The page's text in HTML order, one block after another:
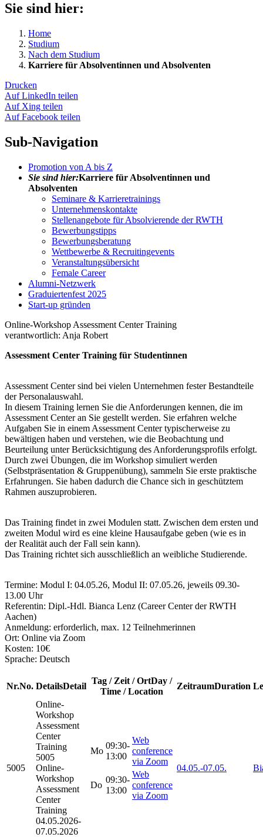
Sie sind hier:
Home
Studium
Nach dem Studium
Karriere für Absolventinnen und Absolventen
Drucken
Auf LinkedIn teilen
Auf Xing teilen
Auf Facebook teilen
Sub-Navigation
Promotion von A bis Z
Sie sind hier:Karriere für Absolventinnen und
Absolventen
Seminare & Karrieretrainings
Unternehmenskontakte
Stellenangebote für Absolvierende der RWTH
Bewerbungstipps
Bewerbungsberatung
Wettbewerbe & Recruitingevents
Veranstaltungsübersicht
Female Career
Alumni-Netzwerk
Graduiertenfest 2025
Start-up gründen
Online-Workshop Assessment Center Training
verantwortlich: Anja Robert
Assessment Center Training für Studentinnen
Assessment Center sind bei vielen Unternehmen fester Bestandteile
der Personalauswahl.
In diesem Training lernen Sie die Anforderungen kennen, die im
Assessment Center an Sie gestellt werden. Sie erfahren welche
Aufgaben Sie in einem Assessment Center typischerweise zu
bewältigen haben und verstehen, wie die Beobachtung und
Beurteilung unter Berücksichtigung des Anforderungsprofils erfolgt.
Durch zwei Übungen, die im Workshop simuliert werden
(Selbstpräsentation & Gruppenübung), sammeln Sie erste praktische
Erfahrungen. Sie haben dadurch die Chance sich in geschütztem
Rahmen auszuprobieren.
Das Training findet in zwei Modulen statt. Zwischen dem ersten und
zweiten Modul wird es eine kleine Hausaufgabe geben (wie es in
der Realität auch der Fall sein kann).
Das Training richtet sich ausschließlich an weibliche Studierende.
Termine: Modul I: 04.05.26, Modul II: 07.05.26, jeweils 09.30-
13.00 Uhr
Referentin: Dipl.-Hdl. Bianca Lenz (Career Center der RWTH
Aachen)
Anmeldung: erforderlich, max. 12 Teilnehmerinnen
Ort: Online via Zoom
Kosten: 10€
Sprache: Deutsch
Nr.No. DetailsDetail
Tag / Zeit / OrtDay /
Time / Location
ZeitraumDuration
5005
Online-
Workshop
Assessment
Center
Training
5005
Online-
Workshop
Assessment
Center
Training
04.05.2026-
07.05.2026
Mo
09:30-
13:00
Web
conference
via Zoom
Do
09:30-
13:00
Web
conference
via Zoom
04.05.-07.05.